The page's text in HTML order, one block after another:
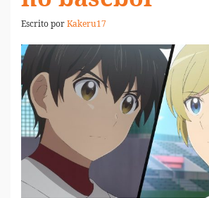
Escrito porKakeru17